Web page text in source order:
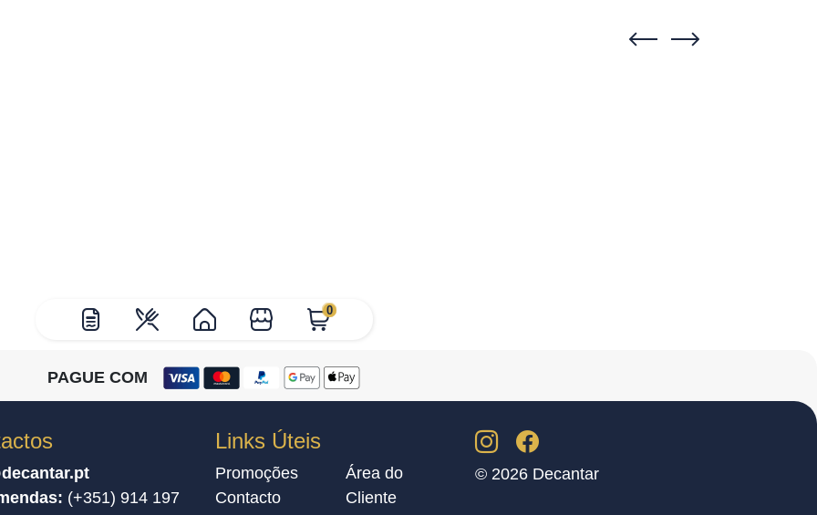
0
PAGUE COM
(+351) 914 197
Links Úteis
Promoções
Contacto
Área do
Cliente
© 2026 Decantar